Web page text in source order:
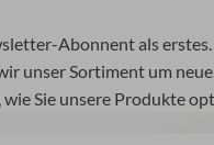
Abonnent als erstes.
unser Sortiment um
Sie unsere Produkte